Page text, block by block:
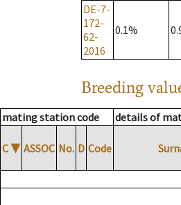
DE-7-
172-
62-
2016
0.1%
Breeding
mating station code details of
C ▼ ASSOC No. D Code